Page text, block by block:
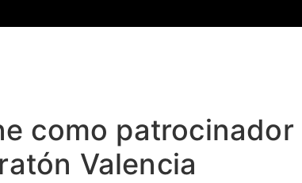
como patrocinador
Valencia